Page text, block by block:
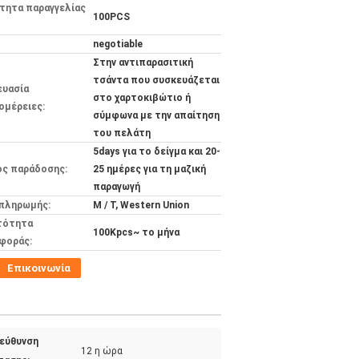
παραγγελίας
100PCS
negotiable
Στην αντιπαρασιτική
τσάντα που συσκευάζεται
στο χαρτοκιβώτιο ή
σύμφωνα με την απαίτηση
του πελάτη
παράδοσης:
5days για το δείγμα και 20-
25 ημέρες για τη μαζική
παραγωγή
Μ / Τ, Western Union
100Kpcs~ το μήνα
Επικοινωνία
12 η ώρα